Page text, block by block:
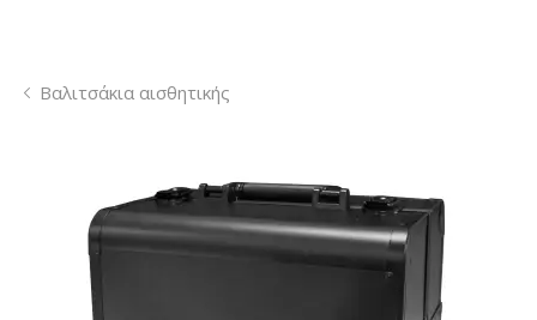
Βαλιτσάκια αισθητικής